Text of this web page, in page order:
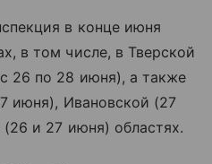
в конце июня
в том числе, в Тверской
26 по 28 июня), а также
июня), Ивановской (27
и 27 июня) областях.